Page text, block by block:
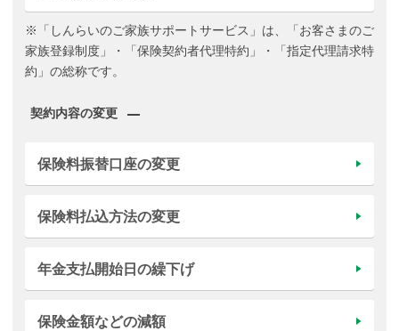
※「しんらいのご家族サポートサービス」は、「お客さまのご
家族登録制度」・「保険契約者代理特約」・「指定代理請求特
約」の総称です。
契約内容の変更
保険料振替口座の変更
保険料払込方法の変更
年金支払開始日の繰下げ
保険金額などの減額